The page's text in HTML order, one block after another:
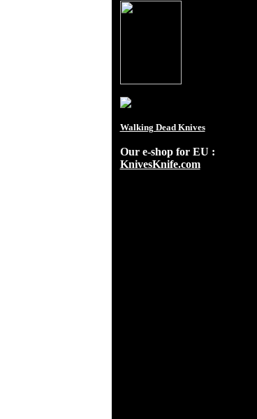
Walking Dead Knives
Our e-shop for EU :
KnivesKnife.com